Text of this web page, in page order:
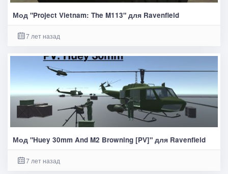
Мод "Project Vietnam: The M113" для Ravenfield
7 лет назад
Мод "Huey 30mm And M2 Browning [PV]" для Ravenfield
7 лет назад